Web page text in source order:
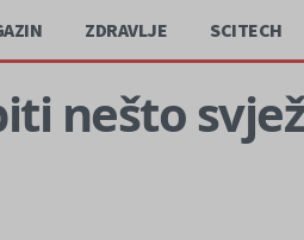
ZDRAVLJE SCITECH
nešto